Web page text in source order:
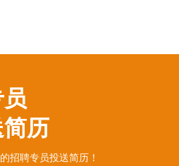
历
招聘专员投送简历！